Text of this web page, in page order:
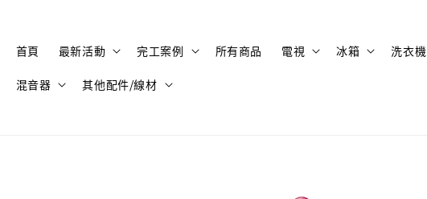
首頁 最新活動 完工案例 所有商品 電視 冰箱 洗衣機
混音器 其他配件/線材